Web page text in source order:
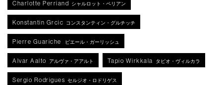
Charlotte Perriand シャルロット・ペリアン
Konstantin Grcic コンスタンティン・グルチッチ
Pierre Guariche ピエール・ガーリッシュ
Alvar Aalto アルヴァ・アアルト Tapio Wirkkala タピオ・ヴィルカラ
Sergio Rodrigues セルジオ・ロドリゲス